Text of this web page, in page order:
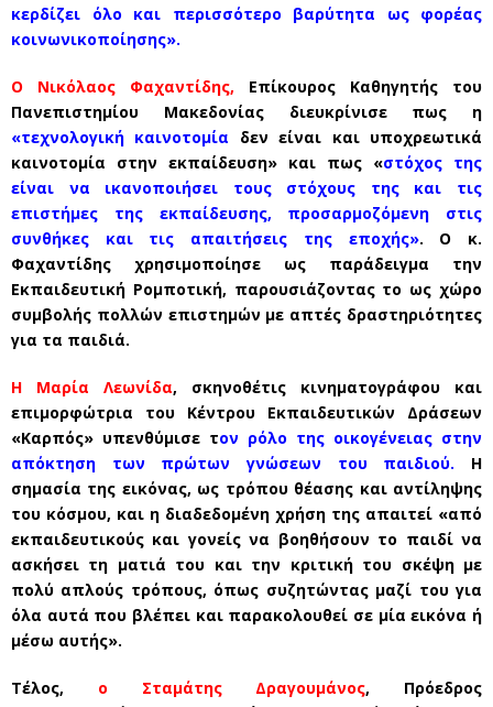
κερδίζει όλο και περισσότερο βαρύτητα ως φορέας
κοινωνικοποίησης».
Ο Νικόλαος Φαχαντίδης, Επίκουρος Καθηγητής του
Πανεπιστημίου Μακεδονίας διευκρίνισε πως η
«τεχνολογική καινοτομία δεν είναι και υποχρεωτικά
καινοτομία στην εκπαίδευση» και πως «στόχος της
είναι να ικανοποιήσει τους στόχους της και τις
επιστήμες της εκπαίδευσης, προσαρμοζόμενη στις
συνθήκες και τις απαιτήσεις της εποχής». Ο κ.
Φαχαντίδης χρησιμοποίησε ως παράδειγμα την
Εκπαιδευτική Ρομποτική, παρουσιάζοντας το ως χώρο
συμβολής πολλών επιστημών με απτές δραστηριότητες
για τα παιδιά.
Η Μαρία Λεωνίδα, σκηνοθέτις κινηματογράφου και
επιμορφώτρια του Κέντρου Εκπαιδευτικών Δράσεων
«Καρπός» υπενθύμισε τον ρόλο της οικογένειας στην
απόκτηση των πρώτων γνώσεων του παιδιού. Η
σημασία της εικόνας, ως τρόπου θέασης και αντίληψης
του κόσμου, και η διαδεδομένη χρήση της απαιτεί «από
εκπαιδευτικούς και γονείς να βοηθήσουν το παιδί να
ασκήσει τη ματιά του και την κριτική του σκέψη με
πολύ απλούς τρόπους, όπως συζητώντας μαζί του για
όλα αυτά που βλέπει και παρακολουθεί σε μία εικόνα ή
μέσω αυτής».
Τέλος, ο Σταμάτης Δραγουμάνος, Πρόεδρος